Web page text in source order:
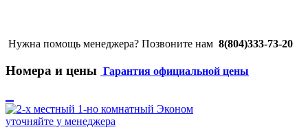
Нужна помощь менеджера? Позвоните нам 8(804)333-73-20
Номера и цены Гарантия официальной цены
уточняйте у менеджера